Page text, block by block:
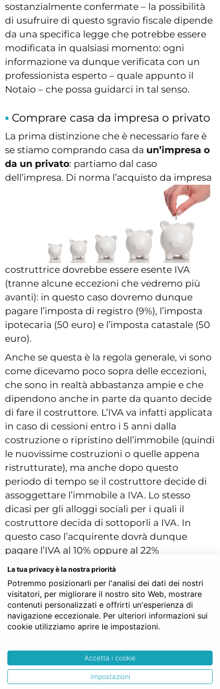
sostanzialmente confermate – la possibilità
di usufruire di questo sgravio fiscale dipende
da una specifica legge che potrebbe essere
modificata in qualsiasi momento: ogni
informazione va dunque verificata con un
professionista esperto – quale appunto il
Notaio – che possa guidarci in tal senso.
Comprare casa da impresa o privato
La prima distinzione che è necessario fare è
se stiamo comprando casa da un’impresa o
da un privato: partiamo dal caso
dell’impresa. Di norma l’acquisto da impresa
costruttrice dovrebbe essere esente IVA
(tranne alcune eccezioni che vedremo più
avanti): in questo caso dovremo dunque
pagare l’imposta di registro (9%), l’imposta
ipotecaria (50 euro) e l’imposta catastale (50
euro).
Anche se questa è la regola generale, vi sono
come dicevamo poco sopra delle eccezioni,
che sono in realtà abbastanza ampie e che
dipendono anche in parte da quanto decide
di fare il costruttore. L’IVA va infatti applicata
in caso di cessioni entro i 5 anni dalla
costruzione o ripristino dell’immobile (quindi
le nuovissime costruzioni o quelle appena
ristrutturate), ma anche dopo questo
periodo di tempo se il costruttore decide di
assoggettare l’immobile a IVA. Lo stesso
dicasi per gli alloggi sociali per i quali il
costruttore decida di sottoporli a IVA. In
questo caso l’acquirente dovrà dunque
pagare l’IVA al 10% oppure al 22%
(quest’ultima per gli immobili di classe A/1,
A/8, A/9). Inoltre vi saranno da pagare tre
imposte, del valore di 200 euro ciascuna:
imposta di registro, imposta ipotecaria,
imposta catastale.
compravendita immobiliare e cambiano
(sensibilmente) potendo usufruire delle
Agevolazioni Prima Casa: in questo caso
La tua privacy è la nostra priorità
Potremmo posizionarli per l'analisi dei dati dei nostri
visitatori, per migliorare il nostro sito Web, mostrare
contenuti personalizzati e offrirti un'esperienza di
navigazione eccezionale. Per ulteriori informazioni sui
cookie utilizziamo aprire le impostazioni.
Accetta i cookie
Impostazioni